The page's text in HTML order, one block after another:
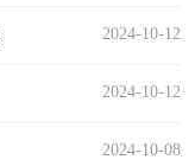
2024-10-12
2024-10-12
2024-10-08